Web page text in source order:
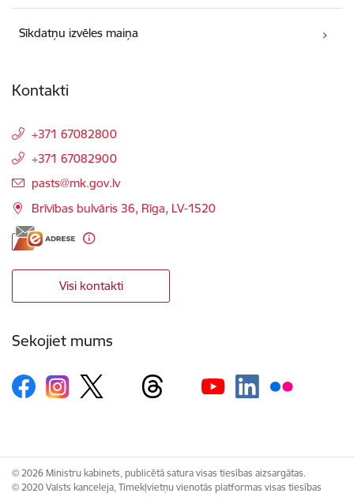
Sīkdatņu izvēles maiņa
Kontakti
+371 67082800
+371 67082900
E-pasts:
pasts@mk.gov.lv
Brīvības bulvāris 36, Rīga, LV-1520
Visi kontakti
Sekojiet mums
© 2026 Ministru kabinets, publicētā satura visas tiesības aizsargātas.
© 2020 Valsts kanceleja, Tīmekļvietņu vienotās platformas visas tiesības